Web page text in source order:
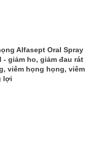
Alfasept Oral Spray
- giảm ho, giảm đau rát
viêm họng họng, viêm
lợi